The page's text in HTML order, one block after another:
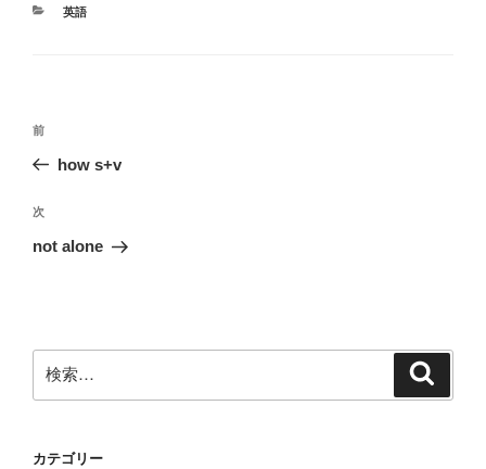
カ
英語
投
ビ
ゲ
ン
前
の
稿
前
how s+v
次
の
次
not alone
索:
カテゴリー